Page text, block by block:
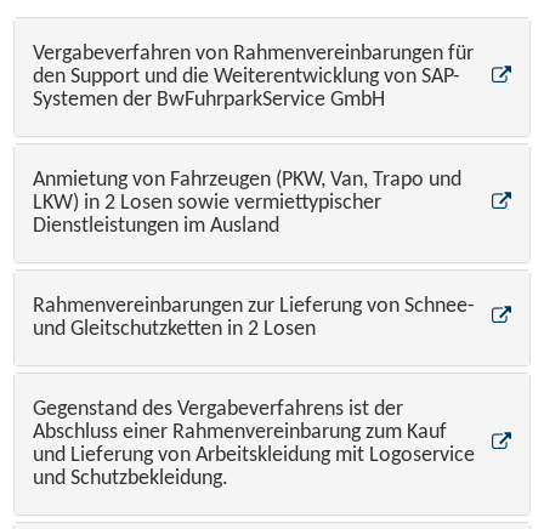
Vergabeverfahren von Rahmenvereinbarungen für
den Support und die Weiterentwicklung von SAP-
Systemen der BwFuhrparkService GmbH
Anmietung von Fahrzeugen (PKW, Van, Trapo und
LKW) in 2 Losen sowie vermiettypischer
Dienstleistungen im Ausland
Rahmenvereinbarungen zur Lieferung von Schnee-
und Gleitschutzketten in 2 Losen
Gegenstand des Vergabeverfahrens ist der
Abschluss einer Rahmenvereinbarung zum Kauf
und Lieferung von Arbeitskleidung mit Logoservice
und Schutzbekleidung.